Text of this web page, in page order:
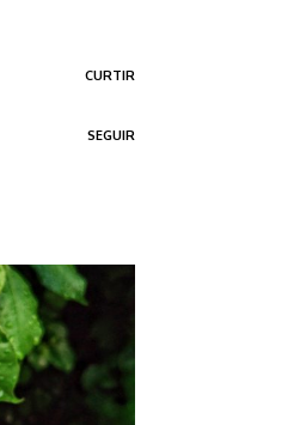
CURTIR
SEGUIR